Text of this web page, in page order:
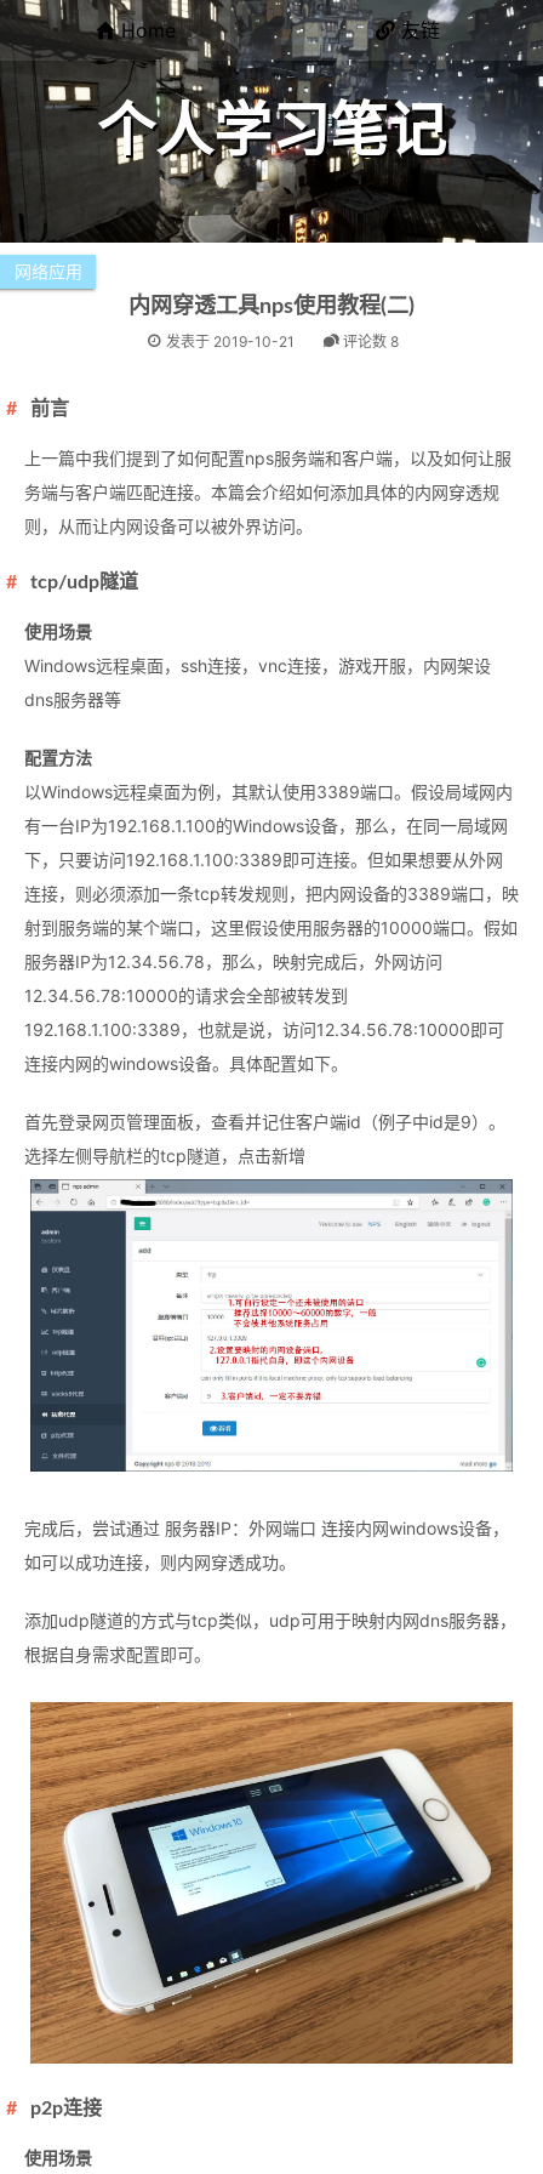
Home 友链
个人学习笔记
网络应用
内网穿透工具nps使用教程(二)
发表于 2019-10-21 评论数 8
前言
上一篇中我们提到了如何配置nps服务端和客户端，以及如何让服
务端与客户端匹配连接。本篇会介绍如何添加具体的内网穿透规
则，从而让内网设备可以被外界访问。
tcp/udp隧道
使用场景
Windows远程桌面，ssh连接，vnc连接，游戏开服，内网架设
dns服务器等
配置方法
以Windows远程桌面为例，其默认使用3389端口。假设局域网内
有一台IP为192.168.1.100的Windows设备，那么，在同一局域网
下，只要访问192.168.1.100:3389即可连接。但如果想要从外网
连接，则必须添加一条tcp转发规则，把内网设备的3389端口，映
射到服务端的某个端口，这里假设使用服务器的10000端口。假如
服务器IP为12.34.56.78，那么，映射完成后，外网访问
12.34.56.78:10000的请求会全部被转发到
192.168.1.100:3389，也就是说，访问12.34.56.78:10000即可
连接内网的windows设备。具体配置如下。
首先登录网页管理面板，查看并记住客户端id（例子中id是9）。
选择左侧导航栏的tcp隧道，点击新增
完成后，尝试通过 服务器IP：外网端口 连接内网windows设备，
如可以成功连接，则内网穿透成功。
添加udp隧道的方式与tcp类似，udp可用于映射内网dns服务器，
根据自身需求配置即可。
p2p连接
使用场景